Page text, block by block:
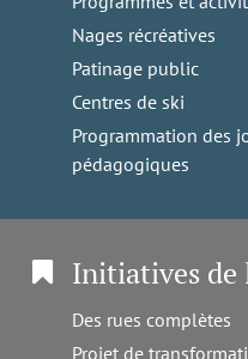
Nages récréatives
Patinage public
Centres de ski
Programmation des
pédagogiques
Initiatives de
Des rues complètes
Projet de